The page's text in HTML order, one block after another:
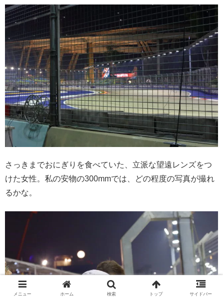
さっきまでおにぎりを食べていた、立派な望遠レンズをつ
けた女性。私の安物の300mmでは、どの程度の写真が撮れ
るかな。
メニュー ホーム 検索 トップ サイドバー